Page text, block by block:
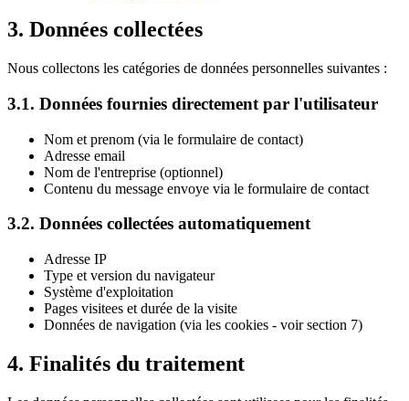
3. Données collectées
Nous collectons les catégories de données personnelles suivantes :
3.1. Données fournies directement par l'utilisateur
Nom et prenom (via le formulaire de contact)
Adresse email
Nom de l'entreprise (optionnel)
Contenu du message envoye via le formulaire de contact
3.2. Données collectées automatiquement
Adresse IP
Type et version du navigateur
Système d'exploitation
Pages visitees et durée de la visite
Données de navigation (via les cookies - voir section 7)
4. Finalités du traitement